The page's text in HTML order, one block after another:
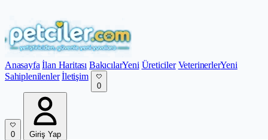
Anasayfa İlan Haritası BakıcılarYeni Üreticiler VeterinerlerYeni
Sahiplenilenler İletişim
0
0 Giriş Yap